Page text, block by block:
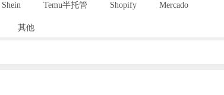
Shein Temu半托管 Shopify Mercado
其他